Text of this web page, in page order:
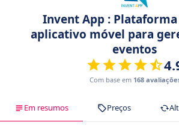
Invent App :
aplicativo móvel para
eventos
Com base em 168
Em resumos Preços